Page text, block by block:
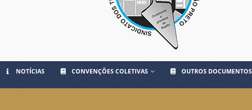
NOTÍCIAS CONVENÇÕES COLETIVAS OUTROS DOCUMENTOS